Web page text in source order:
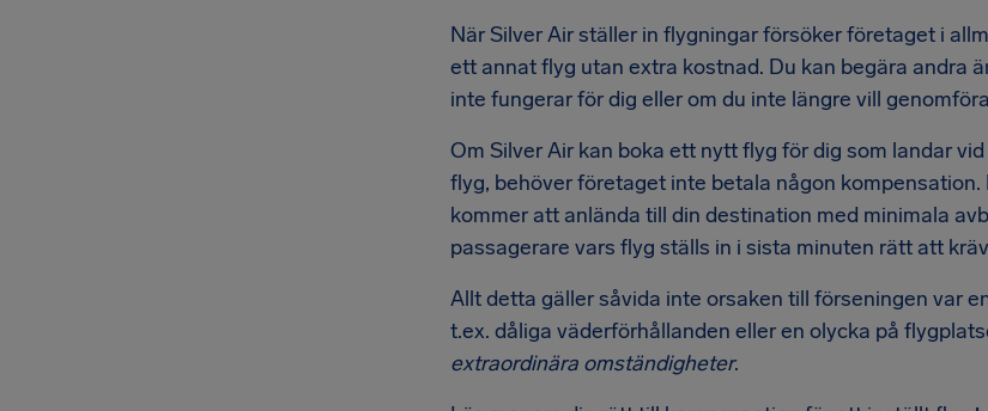
När Silver Air ställer in flygningar försöker företaget i
ett annat flyg utan extra kostnad. Du kan begära andra
inte fungerar för dig eller om du inte längre vill
Om Silver Air kan boka ett nytt flyg för dig som landar
flyg, behöver företaget inte betala någon
kommer att anlända till din destination med minimala
passagerare vars flyg ställs in i sista minuten rätt att
Allt detta gäller såvida inte orsaken till förseningen var
t.ex. dåliga väderförhållanden eller en olycka på
extraordinära omständigheter.